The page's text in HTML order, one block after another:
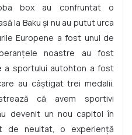
box au confruntat o
la Baku și nu au putut urca
Europene a fost unul de
noastre au fost
a sportului autohton a fost
au câștigat trei medalii.
că avem sportivi
devenit un nou capitol în
de neuitat, o experiență